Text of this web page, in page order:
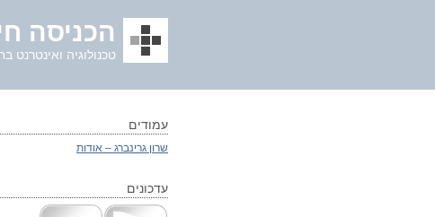
הכניסה
טכנולוגיה ואינטרנט
עמודים
שרון גרינברג – אודות
עדכונים